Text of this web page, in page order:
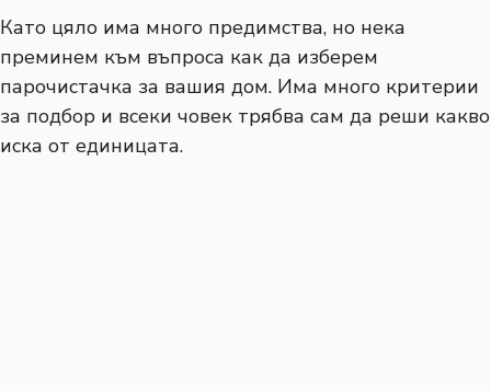
Като цяло има много предимства, но нека
преминем към въпроса как да изберем
парочистачка за вашия дом. Има много критерии
за подбор и всеки човек трябва сам да реши какво
иска от единицата.